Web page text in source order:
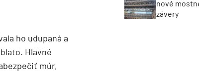
ho udupaná a
Hlavné
múr,
nové
závery